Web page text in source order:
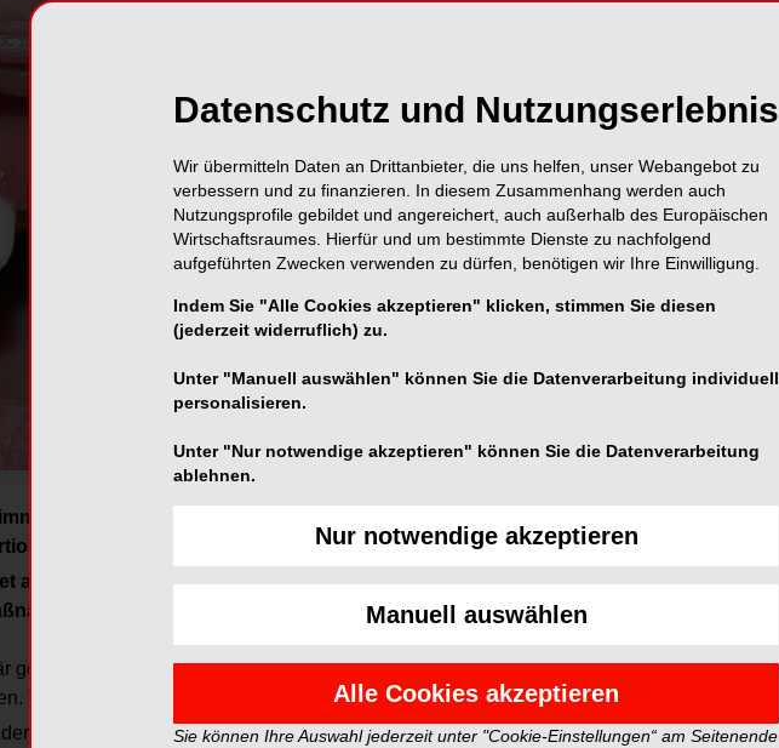
häufiger den Wunsch nach unmittelbarer Versorgung:
festsitzende Versorgung – am selben Tag. Dieser Wunsch steht im
al.
vertretenen Auffassung, dass die Osseointegration von Implantaten
zu sichern sei.
gedeckt bleiben und zweitens sollte es erst nach einer Einheilphase von vier
Tatsächlich führte dieses bekannte Vorgehen in der Vergangenheit zu
Patien­ten hat es allerdings viele Nachteile. Bereits 2004 wurde der im
Datenschutz und Nutzungserlebnis
Wir übermitteln Daten an Drittanbieter, die uns helfen, unser Webangebot zu
verbessern und zu finanzieren. In diesem Zusammenhang werden auch
Nutzungsprofile gebildet und angereichert, auch außerhalb des Europäischen
Wirtschaftsraumes. Hierfür und um bestimmte Dienste zu nachfolgend
aufgeführten Zwecken verwenden zu dürfen, benötigen wir Ihre Einwilligung.
Indem Sie "Alle Cookies akzeptieren" klicken, stimmen Sie diesen
(jederzeit widerruflich) zu.
Unter "Manuell auswählen" können Sie die Datenverarbeitung individuell
personalisieren.
Unter "Nur notwendige akzeptieren" können Sie die Datenverarbeitung
ablehnen.
Nur notwendige akzeptieren
Manuell auswählen
Alle Cookies akzeptieren
Sie können Ihre Auswahl jederzeit unter "Cookie-Einstellungen“ am Seitenende